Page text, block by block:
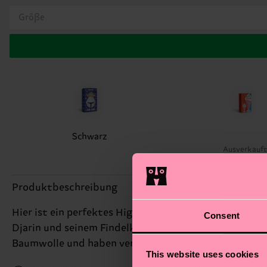
Consent
This website uses cookies
Größe
Schwarz
Ausverkauft
Produktbeschreibung
Hier ist ein perfektes Highlight für große und kleine
Djarin und seinem Findelkind Grogu. Warum spielst
Baumwolle und haben verstärkte Fersen und Zehen.